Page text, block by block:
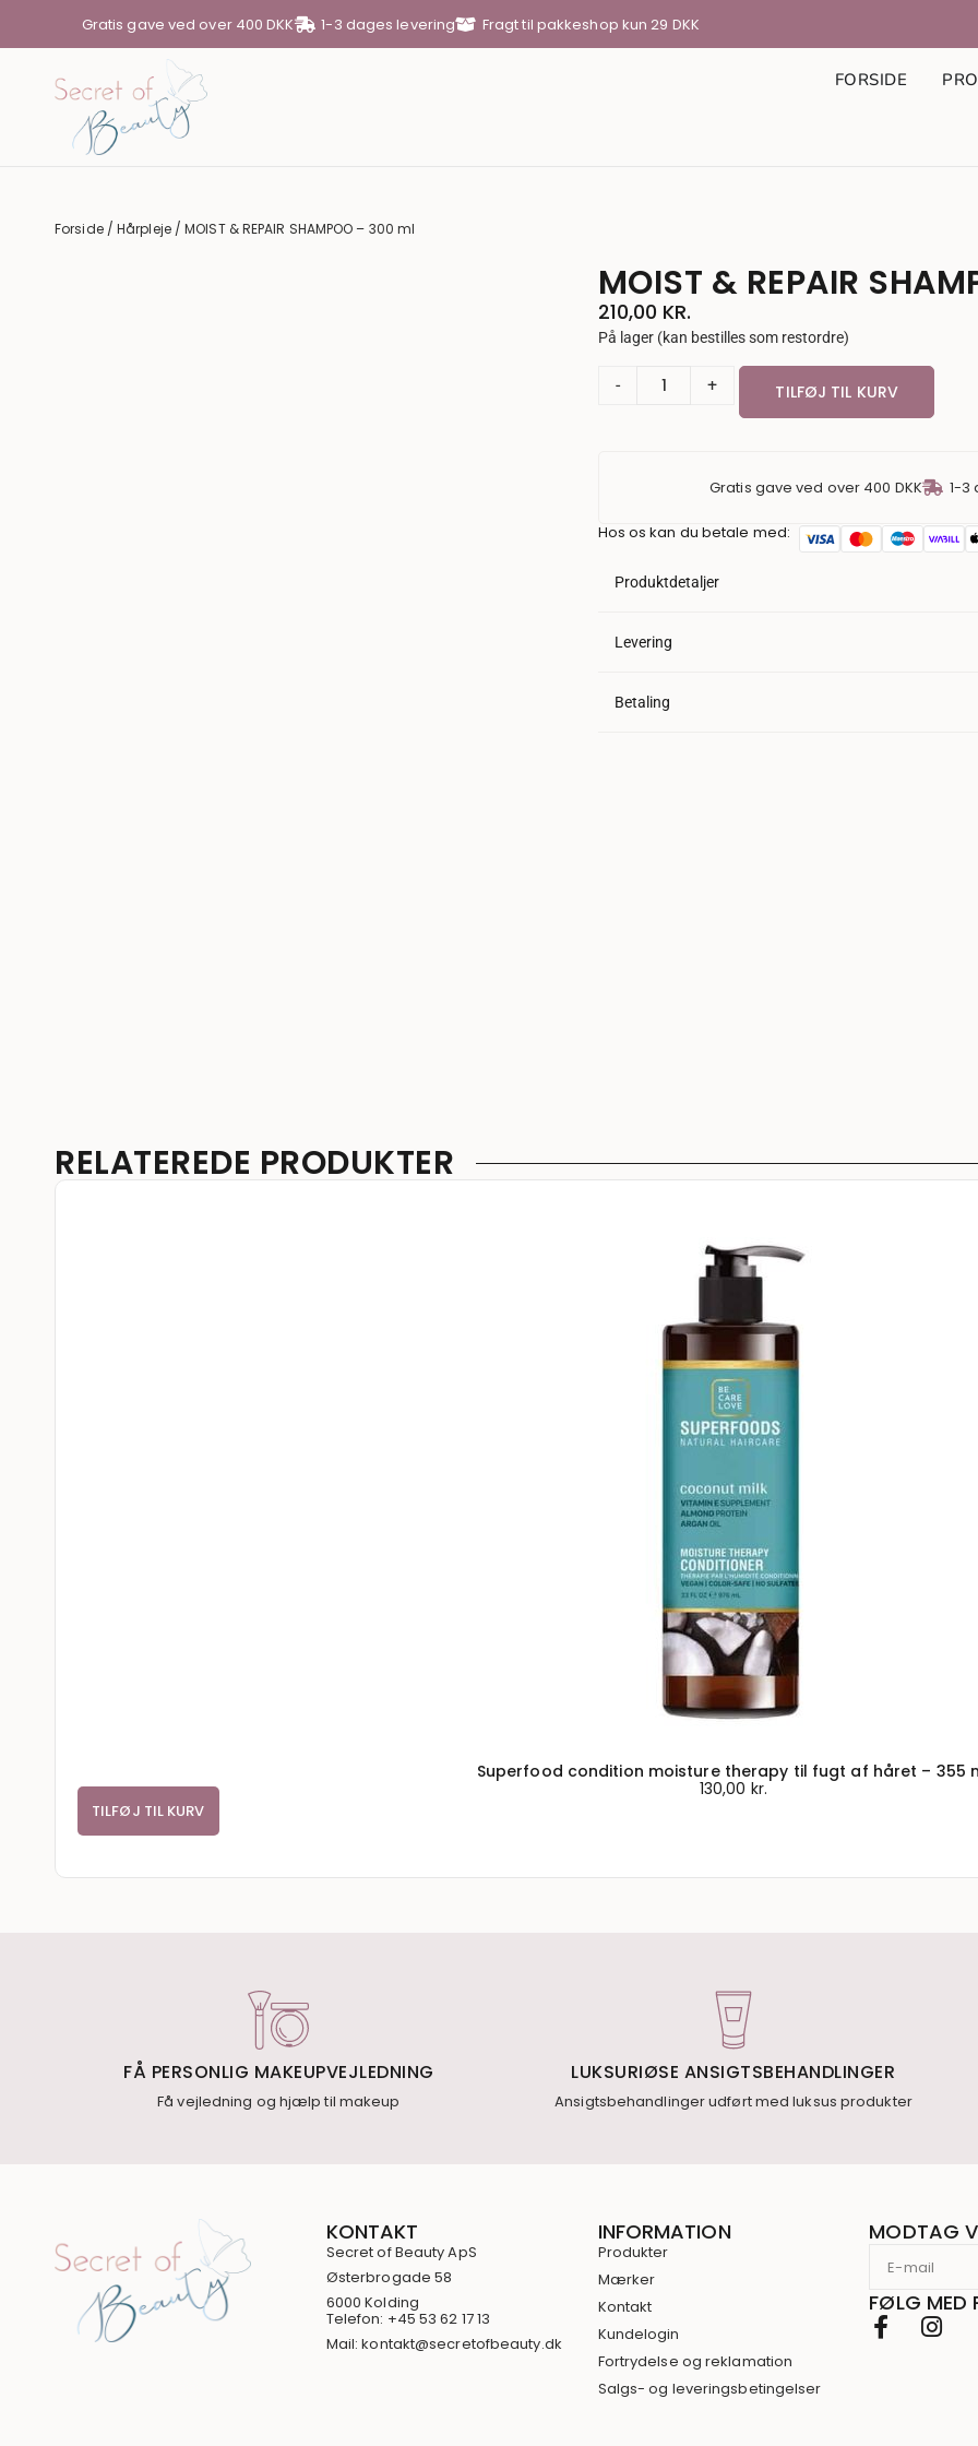
Gratis gave ved over 400 DKK 1-3 dages levering Fragt til pakkeshop kun 29 DKK
FORSIDE
DIN KURV
Din kurv er tom
Forside/Hårpleje/ MOIST & REPAIR SHAMPOO – 300 ml
MOIST & REPAIR
210,00 KR.
På lager (kan bestilles som restordre)
- + TILFØJ TIL KURV
Gratis gave ved over 400 DKK 1-3
Hos os kan du betale med:
Produktdetaljer
Levering
Betaling
RELATEREDE PRODUKTER
Superfood condition moisture therapy til fugt af håret – 355
130,00 kr.
TILFØJ TIL KURV
FÅ PERSONLIG MAKEUPVEJLEDNING
Få vejledning og hjælp til makeup
LUKSURIØSE ANSIGTSBEHANDLINGER
Ansigtsbehandlinger udført med luksus produkter
KONTAKT
Secret of Beauty ApS
Østerbrogade 58
6000 Kolding
Telefon: +45 53 62 17 13
Mail: kontakt@secretofbeauty.dk
INFORMATION
Produkter
Mærker
Kontakt
Kundelogin
Fortrydelse og reklamation
Salgs- og leveringsbetingelser
MODTAG
FØLG MED